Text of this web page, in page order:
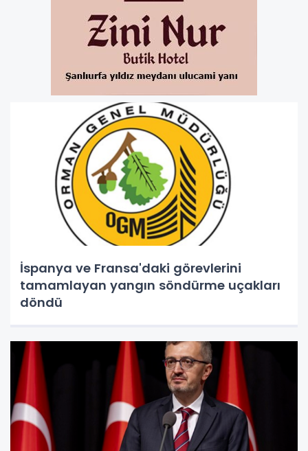
İspanya ve Fransa'daki görevlerini
tamamlayan yangın söndürme uçakları
döndü